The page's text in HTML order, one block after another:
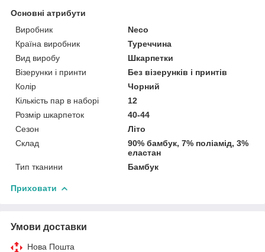
Основні атрибути
Виробник
Neco
Країна виробник
Туреччина
Вид виробу
Шкарпетки
Візерунки і принти
Без візерунків і принтів
Колір
Чорний
Кількість пар в наборі
12
Розмір шкарпеток
40-44
Сезон
Літо
Склад
90% бамбук, 7% поліамід, 3%
еластан
Тип тканини
Бамбук
Приховати
Умови доставки
Нова Пошта